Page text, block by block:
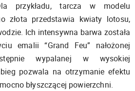
przykładu, tarcza w modelu
złota przedstawia kwiaty lotosu,
Ich intensywna barwa została
emalii “Grand Feu” nałożonej
wypalanej w wysokiej
pozwala na otrzymanie efektu
błyszczącej powierzchni.